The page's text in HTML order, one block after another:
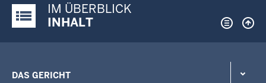
Justiz-Portal im Überblick:
IM ÜBERBLICK
INHALT
DAS GERICHT